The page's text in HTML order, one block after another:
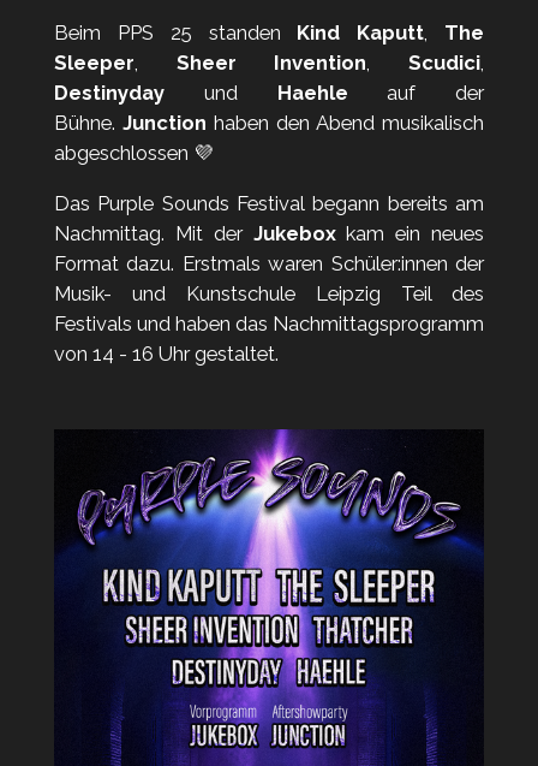
Beim PPS 25 standen Kind Kaputt, The
Sleeper, Sheer Invention,Scudici,
Destinyday
und Haehle auf der
Bühne. Junction haben den Abend musikalisch
abgeschlossen 💜
Das Purple Sounds Festival begann bereits am
Nachmittag. Mit der Jukeboxkam ein neues
Format dazu. Erstmals waren Schüler:innen der
Musik- und Kunstschule Leipzig Teil des
Festivals und haben das Nachmittagsprogramm
von 14 - 16 Uhr gestaltet.